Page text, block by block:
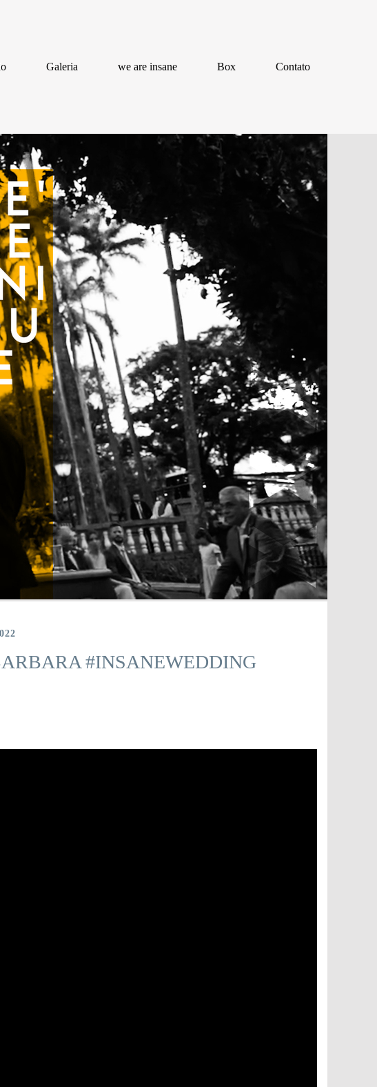
Galeria we are insane Box Contato
#INSANEWEDDING